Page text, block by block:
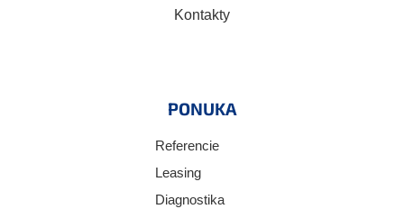
Kontakty
PONUKA
Referencie
Leasing
Diagnostika